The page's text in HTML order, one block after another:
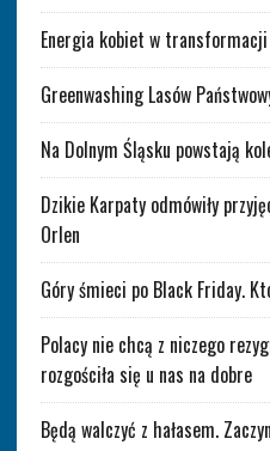
Energia kobiet w
Greenwashing Lasów
Na Dolnym Śląsku powstają
Dzikie Karpaty odmówiły
Orlen
Góry śmieci po Black Friday.
Polacy nie chcą z niczego
rozgościła się u nas na dobre
Będą walczyć z hałasem.